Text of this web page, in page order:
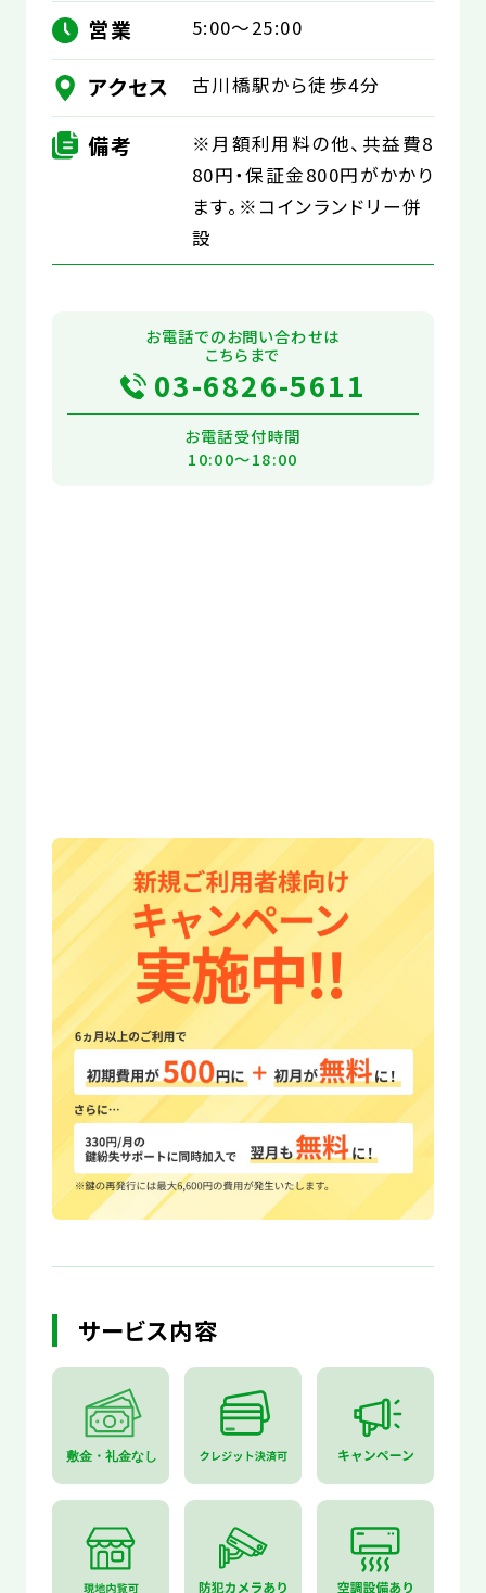
営業 5:00～25:00
アクセス 古川橋駅から徒歩4分
備考
※月額利用料の他、共益費8
80円・保証金800円がかかり
ます。※コインランドリー併
設
お電話でのお問い合わせは
こちらまで
03-6826-5611
お電話受付時間
10:00～18:00
サービス内容